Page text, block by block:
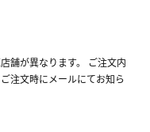
舗が異なります。 ご注文内
注文時にメールにてお知ら